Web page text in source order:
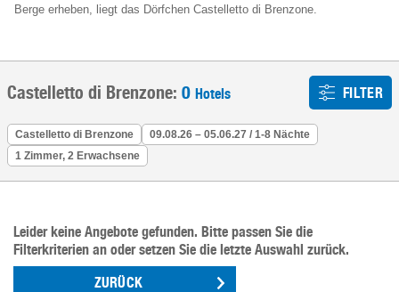
Berge erheben, liegt das Dörfchen Castelletto di Brenzone.
Castelletto di Brenzone: 0 Hotels FILTER
Castelletto di Brenzone
09.08.26 – 05.06.27 / 1-8 Nächte
1 Zimmer, 2 Erwachsene
Leider keine Angebote gefunden. Bitte passen Sie die
Filterkriterien an oder setzen Sie die letzte Auswahl zurück.
ZURÜCK